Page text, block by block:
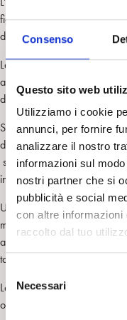
Consenso
Questo sito web
Utilizziamo i cookie
annunci, per fornire
analizzare il nostro
informazioni sul
nostri partner che si
pubblicità e social
con altre informazioni
raccolto dal tuo
e
l
Necessari
figura) che si prende cura
diade madre-bambino.
La madre sufficientemente
adattarsi ai bisogni del
dove e quando il piccolo ha
Se le cose vanno
di sentire che il seno è
sperimentando una felice
incontrato.
Una volta stabilita l’illusione
madre però è anche quella
anche misurate e tollerabili
tanto in tanto mancare il seno.
La comparsa dell’ oggetto
osservabile di questo